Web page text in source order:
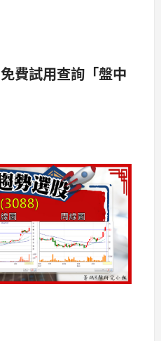
免費試用查詢「盤中